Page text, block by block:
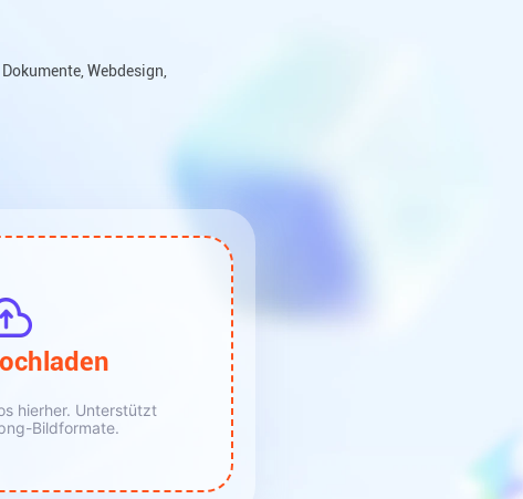
Webdesign,
hierher. Unterstützt
Bildformate.